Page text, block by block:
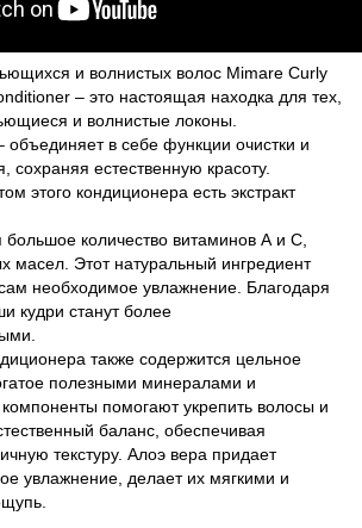
и волнистых волос Mimare Curly
– это настоящая находка для тех,
и волнистые локоны.
объединяет в себе функции очистки и
сохраняя естественную красоту.
этого кондиционера есть экстракт
количество витаминов А и С,
масел. Этот натуральный ингредиент
необходимое увлажнение. Благодаря
кудри станут более
также содержится цельное
полезными минералами и
помогают укрепить волосы и
баланс, обеспечивая
текстуру. Алоэ вера придает
увлажнение, делает их мягкими и